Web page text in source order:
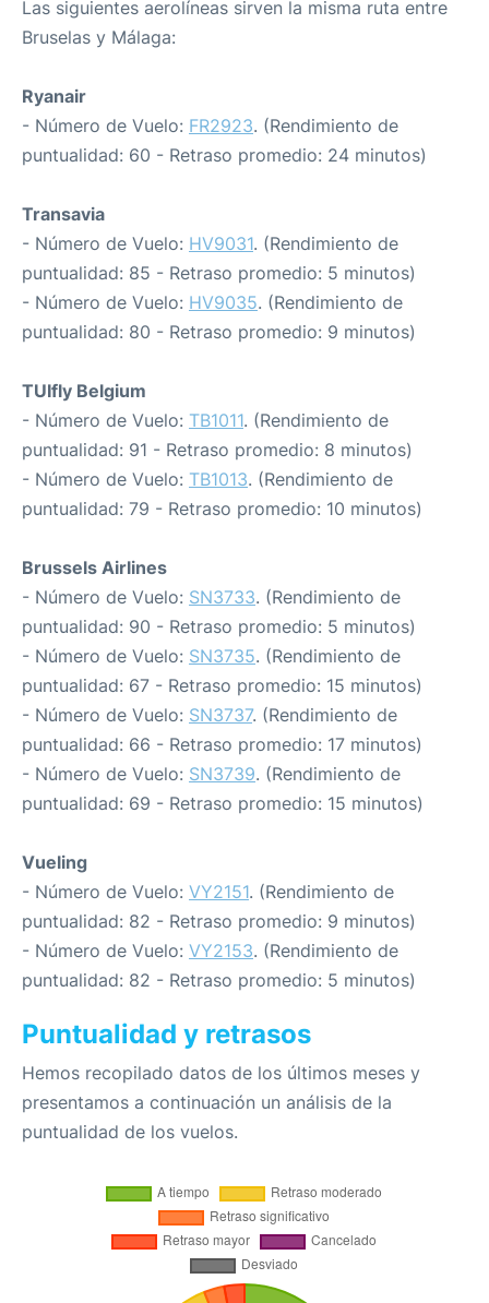
Las siguientes aerolíneas sirven la misma ruta entre
Bruselas y Málaga:
Ryanair
- Número de Vuelo: FR2923. (Rendimiento de
puntualidad: 60 - Retraso promedio: 24 minutos)
Transavia
- Número de Vuelo: HV9031. (Rendimiento de
puntualidad: 85 - Retraso promedio: 5 minutos)
- Número de Vuelo: HV9035. (Rendimiento de
puntualidad: 80 - Retraso promedio: 9 minutos)
TUIfly Belgium
- Número de Vuelo: TB1011. (Rendimiento de
puntualidad: 91 - Retraso promedio: 8 minutos)
- Número de Vuelo: TB1013. (Rendimiento de
puntualidad: 79 - Retraso promedio: 10 minutos)
Brussels Airlines
- Número de Vuelo: SN3733. (Rendimiento de
puntualidad: 90 - Retraso promedio: 5 minutos)
- Número de Vuelo: SN3735. (Rendimiento de
puntualidad: 67 - Retraso promedio: 15 minutos)
- Número de Vuelo: SN3737. (Rendimiento de
puntualidad: 66 - Retraso promedio: 17 minutos)
- Número de Vuelo: SN3739. (Rendimiento de
puntualidad: 69 - Retraso promedio: 15 minutos)
Vueling
- Número de Vuelo: VY2151. (Rendimiento de
puntualidad: 82 - Retraso promedio: 9 minutos)
- Número de Vuelo: VY2153. (Rendimiento de
puntualidad: 82 - Retraso promedio: 5 minutos)
Puntualidad y retrasos
Hemos recopilado datos de los últimos meses y
presentamos a continuación un análisis de la
puntualidad de los vuelos.